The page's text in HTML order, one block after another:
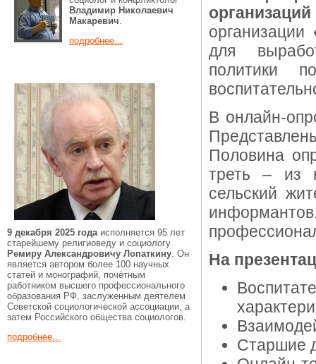
Владимир Николаевич
Макаревич.
подробнее...
9 декабря 2025 года исполняется 95 лет
старейшему религиоведу и социологу
Ремиру Александровичу Лопаткину. Он
является автором более 100 научных
статей и монографий, почётным
работником высшего профессионального
образования РФ, заслуженным деятелем
Советской социологической ассоциации, а
затем Российского общества социологов.
подробнее...
организации
для
политики
В онлайн-
Половина
треть – из
сельский
На
Старшие